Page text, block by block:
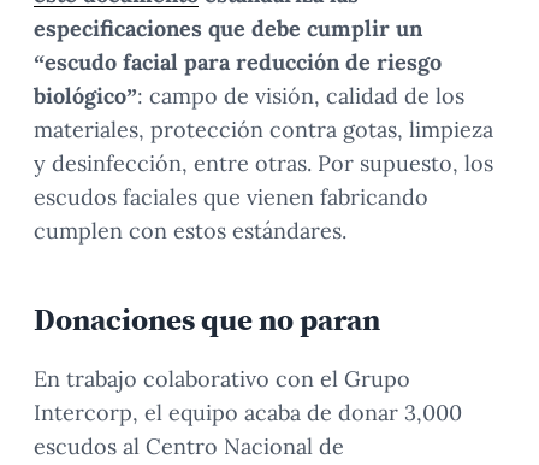
especificaciones que debe cumplir un
“escudo facial para reducción de riesgo
biológico”: campo de visión, calidad de los
materiales, protección contra gotas, limpieza
y desinfección, entre otras. Por supuesto, los
escudos faciales que vienen fabricando
cumplen con estos estándares.
Donaciones que no paran
En trabajo colaborativo con el Grupo
Intercorp, el equipo acaba de donar 3,000
escudos al Centro Nacional de